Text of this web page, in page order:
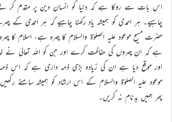
اس بات سے روکا ہے کہ دنیا کو انسان دین پر مقدم کر
چاہیے۔ ہر احمدی کو ہمیشہ یاد رکھنا چاہیے کہ ہر احمدی کے
حضرت مسیح موعود علیہ الصلوٰة والسلام کا چہرہ ہے، اسلام
ہے کہ ان چہروں کی حفاظت کرے اور جن کو اللہ تعالیٰ نے
اور موقع دیا ہے ان کی زیادہ بڑی ذمہ داری ہے کہ اس
موعود علیہ الصلوٰة والسلام کے اس ارشاد کو ہمیشہ سامنے
پھر ہمیں بدنام نہ کریں۔